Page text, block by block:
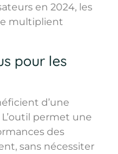
en 2024, les
multiplient
pour les
d’une
permet une
des
sans nécessiter